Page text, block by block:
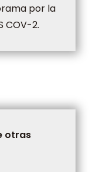
por la
COV-2.
otras